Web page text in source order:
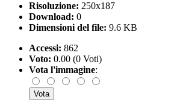
Risoluzione: 250x187
Download: 0
Dimensioni del file: 9.6 KB
Accessi: 862
Voto: 0.00 (0 Voti)
Vota l'immagine: